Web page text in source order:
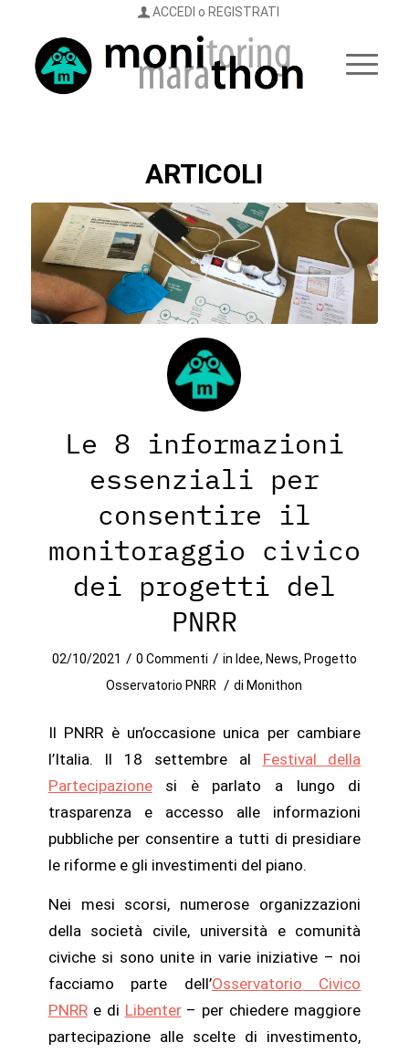
ACCEDI o REGISTRATI
ARTICOLI
Le 8 informazioni
essenziali per
consentire il
monitoraggio civico
dei progetti del
PNRR
02/10/2021 / 0 Commenti / in Idee, News, Progetto
Osservatorio PNRR / di Monithon
Il PNRR è un’occasione unica per cambiare
l’Italia. Il 18 settembre al Festival della
Partecipazionesi è parlato a lungo di
trasparenza e accesso alle informazioni
pubblicheper consentire a tutti di presidiare
le riforme e gli investimenti del piano.
Nei mesi scorsi, numerose organizzazioni
della società civile, università e comunità
civiche si sono unite in varie iniziative – noi
facciamo parte dell’Osservatorio Civico
PNRRe di Libenter– per chiedere maggiore
partecipazione alle scelte di investimento,